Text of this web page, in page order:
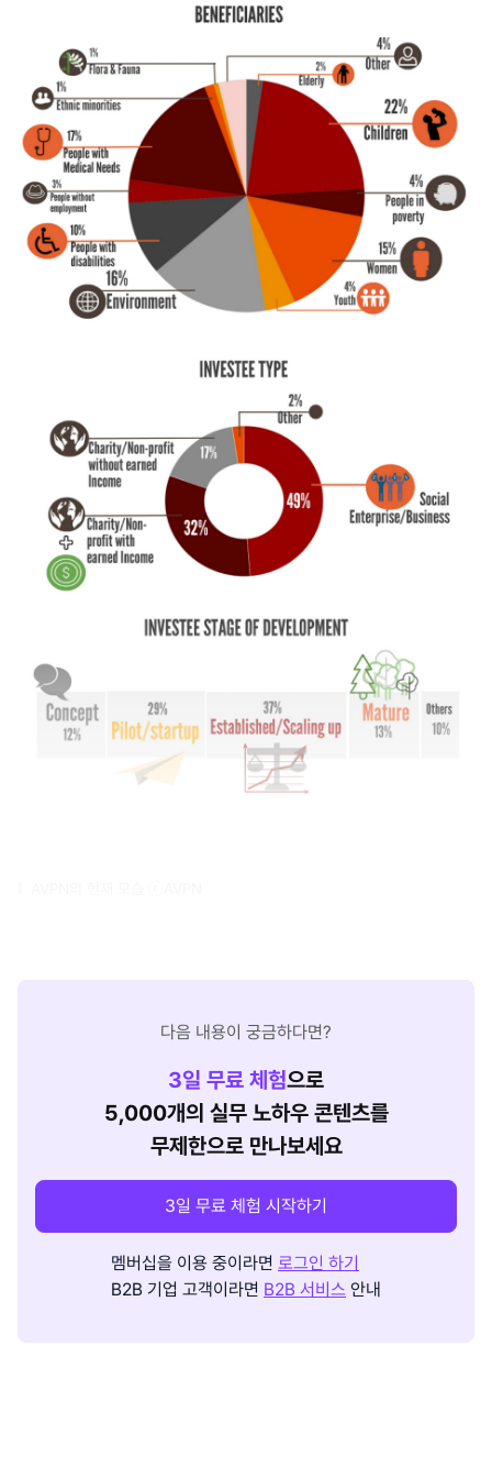
다음 내용이 궁금하다면?
3일 무료 체험으로
5,000개의 실무 노하우 콘텐츠를
무제한으로 만나보세요
3일 무료 체험 시작하기
멤버십을 이용 중이라면 로그인 하기
B2B 기업 고객이라면 B2B 서비스 안내